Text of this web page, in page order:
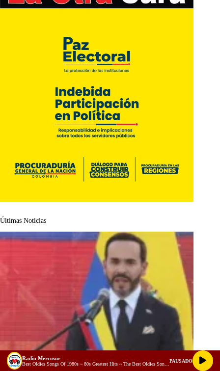
Últimas Noticias
Radio Mercosur
Best Oldies Songs Of 1980s ~ 80s Greatest Hits ~ The Best Oldies Song Ever (128 kbps)
PAUSADO